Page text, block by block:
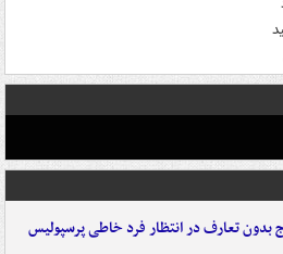
بدون تعارف در انتظار فرد خاطی پرسپولیس